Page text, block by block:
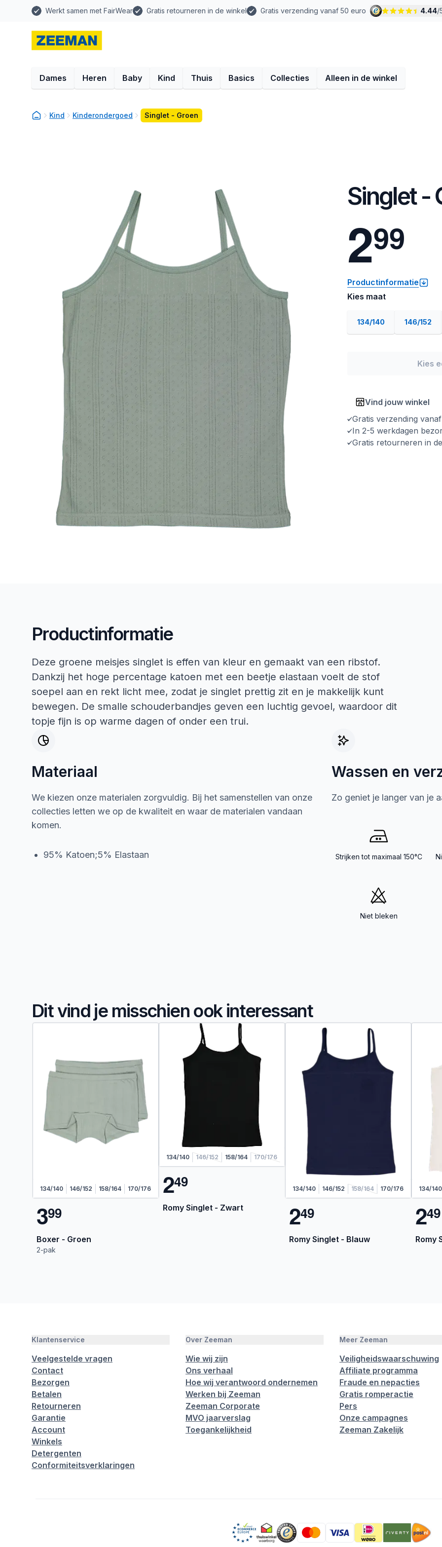
Werkt samen met FairWear Gratis retourneren in de winkel Gratis verzending vanaf 50 euro 4.44/
Dames Heren Baby Kind Thuis Basics Collecties Alleen in de winkel
Kind Kinderondergoed Singlet - Groen
Singlet -
299
Productinformatie
Kies maat
134/140 146/152
Kies
Vind jouw winkel
Gratis verzending
In 2-5 werkdagen
Gratis retourneren in
Productinformatie
Deze groene meisjes singlet is effen van kleur en gemaakt van een ribstof.
Dankzij het hoge percentage katoen met een beetje elastaan voelt de stof
soepel aan en rekt licht mee, zodat je singlet prettig zit en je makkelijk kunt
bewegen. De smalle schouderbandjes geven een luchtig gevoel, waardoor dit
topje fijn is op warme dagen of onder een trui.
Materiaal
We kiezen onze materialen zorgvuldig. Bij het samenstellen van onze
collecties letten we op de kwaliteit en waar de materialen vandaan
komen.
95% Katoen;5% Elastaan
Wassen en
Zo geniet je langer van je
Strijken tot maximaal 150°C
Niet bleken
Dit vind je misschien ook interessant
134/140 146/152 158/164 170/176
399
Boxer - Groen
2-pak
134/140 146/152 158/164 170/176
249
Romy Singlet - Zwart
134/140 146/152 158/164 170/176
249
Romy Singlet - Blauw
134/140
249
Romy
Klantenservice
Veelgestelde vragen
Contact
Bezorgen
Betalen
Retourneren
Garantie
Account
Winkels
Detergenten
Conformiteitsverklaringen
Over Zeeman
Wie wij zijn
Ons verhaal
Hoe wij verantwoord ondernemen
Werken bij Zeeman
Zeeman Corporate
MVO jaarverslag
Toegankelijkheid
Meer Zeeman
Veiligheidswaarschuwing
Affiliate programma
Fraude en nepacties
Gratis romperactie
Pers
Onze campagnes
Zeeman Zakelijk